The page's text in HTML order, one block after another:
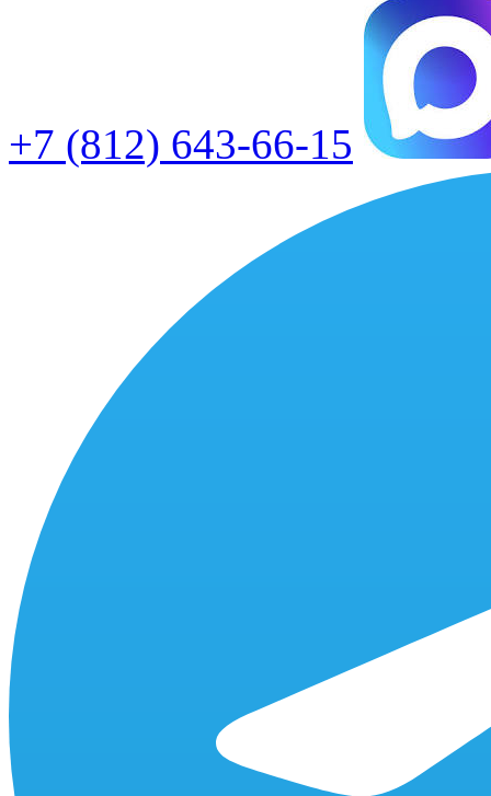
+7 (812) 643-66-15